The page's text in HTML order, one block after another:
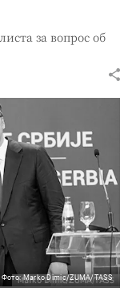
за вопрос об
Фото: Marko Dimic/ZUMA/TASS